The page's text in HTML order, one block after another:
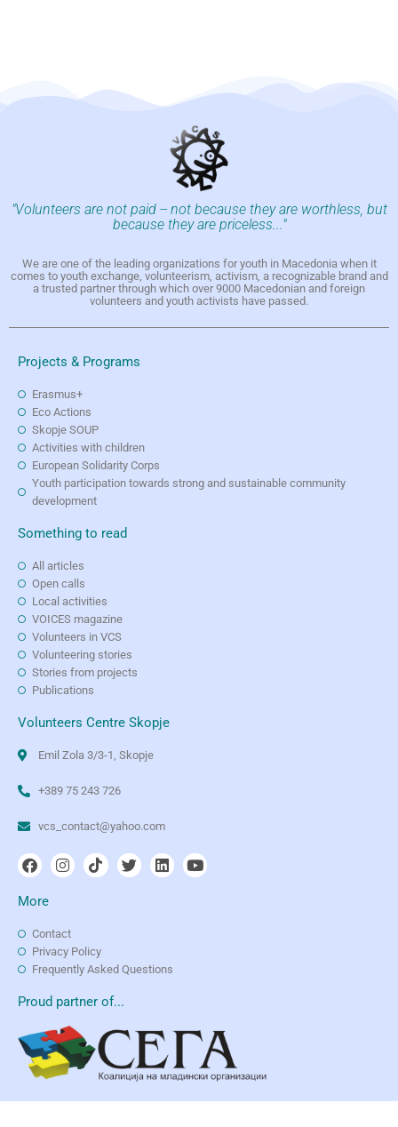
"Volunteers are not paid -- not because they are worthless, but
because they are priceless..."
We are one of the leading organizations for youth in Macedonia when it
comes to youth exchange, volunteerism, activism, a recognizable brand and
a trusted partner through which over 9000 Macedonian and foreign
volunteers and youth activists have passed.
Projects & Programs
Erasmus+
Eco Actions
Skopje SOUP
Activities with children
European Solidarity Corps
Youth participation towards strong and sustainable community
development
Something to read
All articles
Open calls
Local activities
VOICES magazine
Volunteers in VCS
Volunteering stories
Stories from projects
Publications
Volunteers Centre Skopje
Emil Zola 3/3-1, Skopje
+389 75 243 726
vcs_contact@yahoo.com
More
Contact
Privacy Policy
Frequently Asked Questions
Proud partner of...